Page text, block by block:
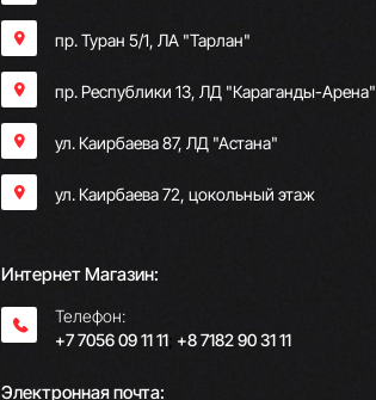
пр. Туран 5/1, ЛА "Тарлан"
пр. Республики 13, ​ЛД "Караганды-Арена"
ул. Каирбаева 87, ЛД "Астана"
ул. Каирбаева 72, цокольный этаж
Интернет Магазин:
Телефон:
+7 7056 09 11 11; +8 7182 90 31 11
Электронная почта: